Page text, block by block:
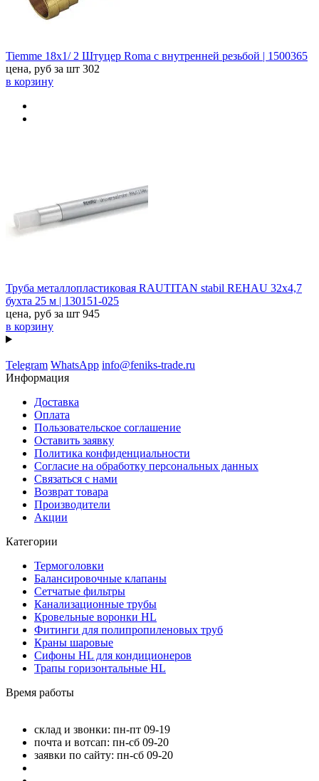
Tiemme 18х1/ 2 Штуцер Roma с внутренней резьбой | 1500365
цена, руб за шт 302
в корзину
Труба металлопластиковая RAUTITAN stabil REHAU 32х4,7
бухта 25 м | 130151-025
цена, руб за шт 945
в корзину
Telegram WhatsApp info@feniks-trade.ru
Информация
Доставка
Оплата
Пользовательское соглашение
Оставить заявку
Политика конфиденциальности
Согласие на обработку персональных данных
Связаться с нами
Возврат товара
Производители
Акции
Категории
Термоголовки
Балансировочные клапаны
Сетчатые фильтры
Канализационные трубы
Кровельные воронки HL
Фитинги для полипропиленовых труб
Краны шаровые
Сифоны HL для кондиционеров
Трапы горизонтальные HL
Время работы
склад и звонки: пн-пт 09-19
почта и вотсап: пн-сб 09-20
заявки по сайту: пн-сб 09-20